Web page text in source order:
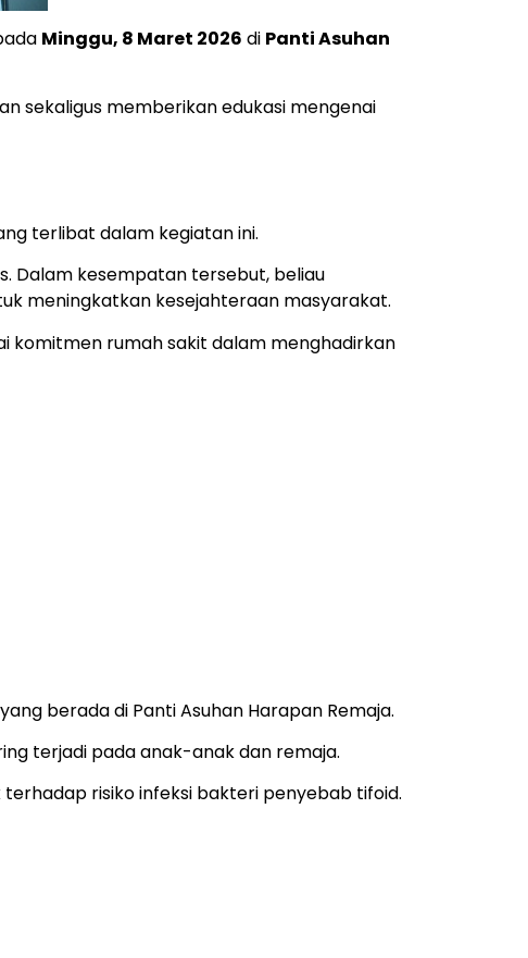
Minggu, 8 Maret 2026 di Panti Asuhan
sekaligus memberikan edukasi mengenai
terlibat dalam kegiatan ini.
Dalam kesempatan tersebut, beliau
meningkatkan kesejahteraan masyarakat.
komitmen rumah sakit dalam menghadirkan
berada di Panti Asuhan Harapan Remaja.
terjadi pada anak-anak dan remaja.
risiko infeksi bakteri penyebab tifoid.